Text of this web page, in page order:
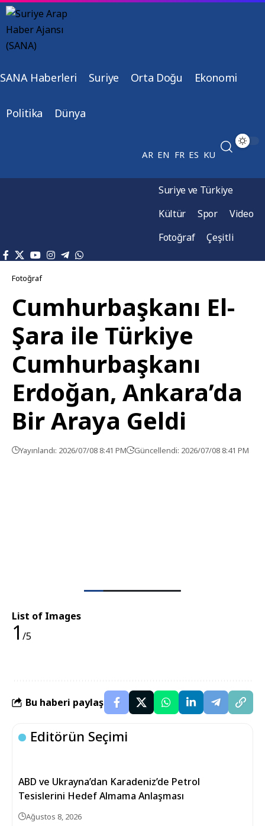
SANA Haberleri Suriye Orta Doğu Ekonomi
Politika Dünya
AR EN FR ES KU
Suriye ve Türkiye
Kültür
Spor
Video
Fotoğraf
Çeşitli
Fotoğraf
Cumhurbaşkanı El-
Şara ile Türkiye
Cumhurbaşkanı
Erdoğan, Ankara’da
Bir Araya Geldi
Yayınlandı: 2026/07/08 8:41 PM Güncellendi: 2026/07/08 8:41 PM
List of Images
1 /5
Bu haberi paylaş
Editörün Seçimi
ABD ve Ukrayna’dan Karadeniz’de Petrol
Tesislerini Hedef Almama Anlaşması
Ağustos 8, 2026